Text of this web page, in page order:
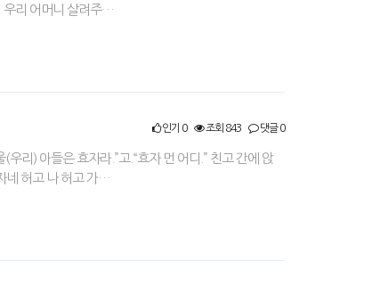
우리 어머니 살려주…
인기 0 조회 843 댓글 0
리) 아들은 효자라.”고.“효자 먼 어디.” 친고 간에 앉
네 허고 나 허고 가…